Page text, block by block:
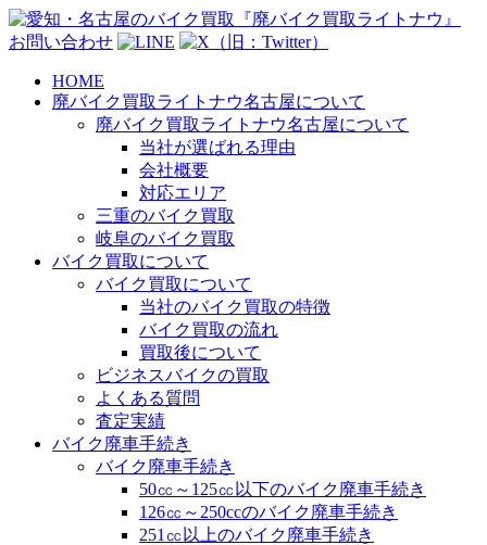
お問い合わせ
HOME
廃バイク買取ライトナウ名古屋について
廃バイク買取ライトナウ名古屋について
当社が選ばれる理由
会社概要
対応エリア
三重のバイク買取
岐阜のバイク買取
バイク買取について
バイク買取について
当社のバイク買取の特徴
バイク買取の流れ
買取後について
ビジネスバイクの買取
よくある質問
査定実績
バイク廃車手続き
バイク廃車手続き
50㏄～125㏄以下のバイク廃車手続き
126㏄～250ccのバイク廃車手続き
251㏄以上のバイク廃車手続き